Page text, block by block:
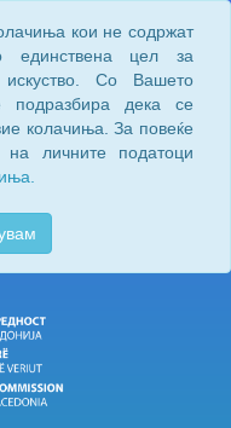
кои не содржат
единствена цел за
искуство. Со Вашето
подразбира дека се
колачиња. За повеќе
личните податоци